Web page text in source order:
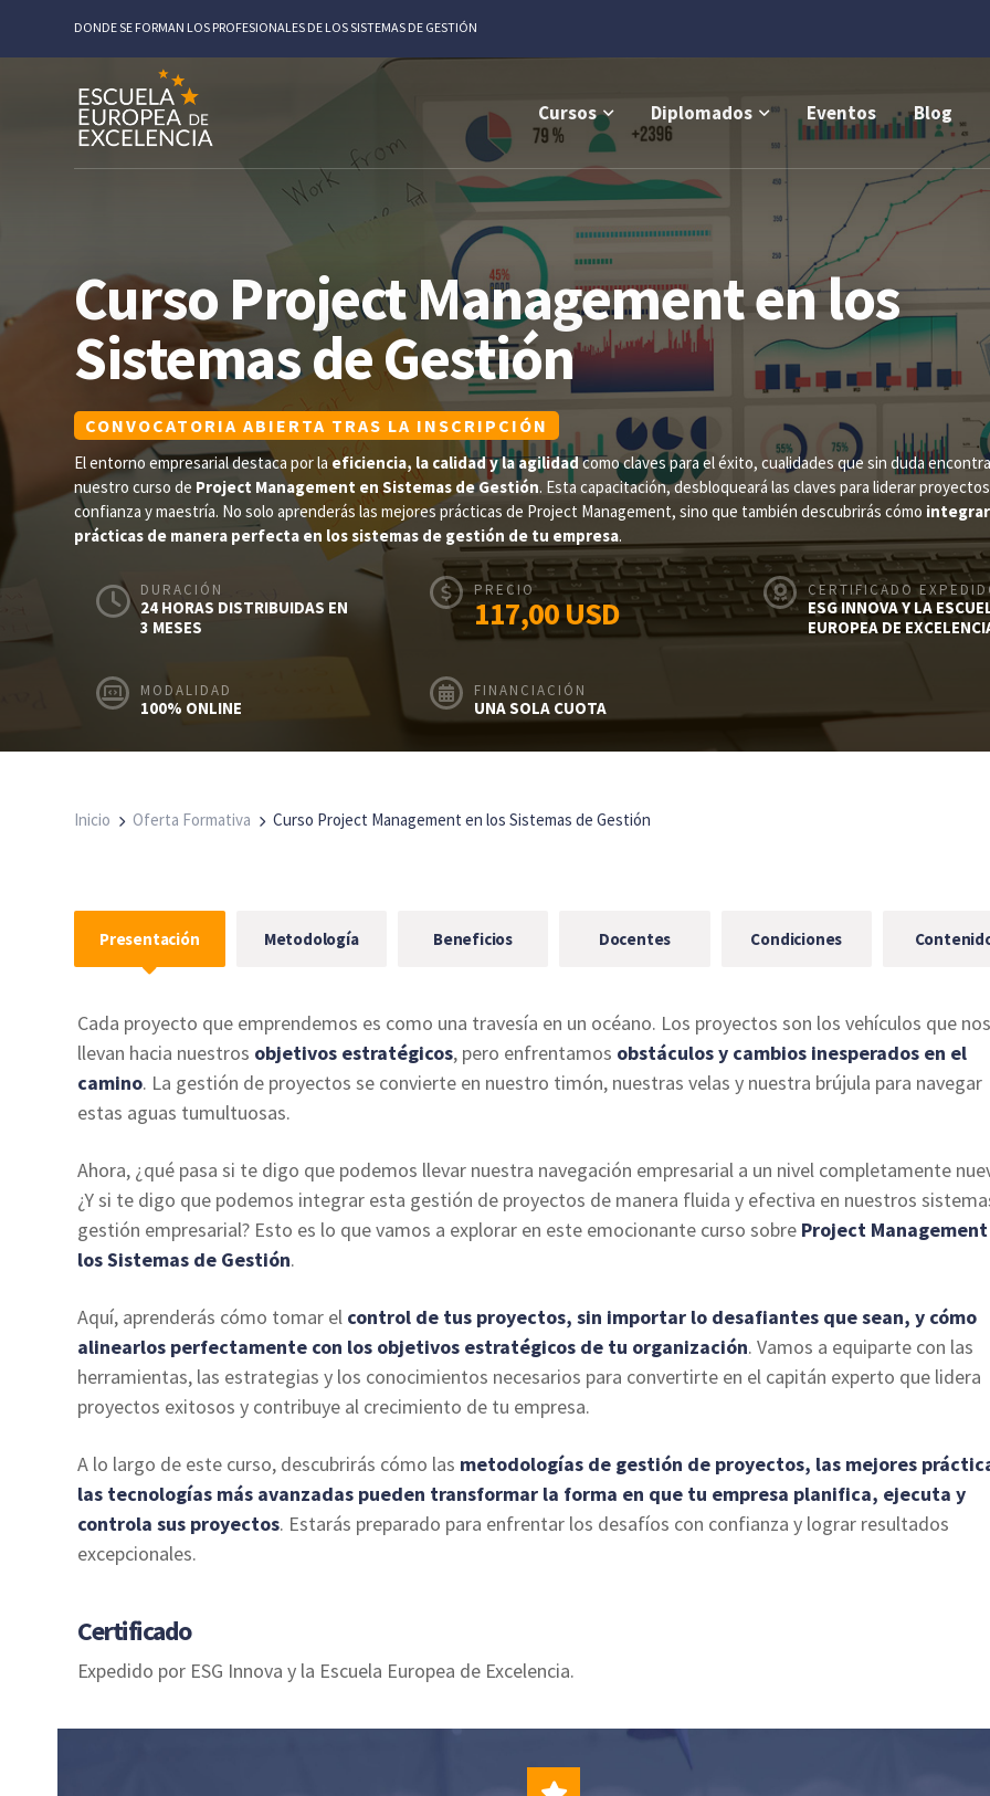
DONDE SE FORMAN LOS PROFESIONALES DE LOS SISTEMAS DE GESTIÓN
Cursos Diplomados Eventos Blog
Curso Project Management en los
Sistemas de Gestión
CONVOCATORIA ABIERTA TRAS LA INSCRIPCIÓN
El entorno empresarial destaca por la eficiencia, la calidad y la agilidadcomo claves para el éxito, cualidades que sin duda
nuestro curso de Project Management en Sistemas de Gestión. Esta capacitación, desbloqueará las claves para liderar
confianza y maestría. No solo aprenderás las mejores prácticas de Project Management, sino que también descubrirás cómo
prácticas de manera perfecta en los sistemas de gestión de tu empresa.
DURACIÓN
24 HORAS DISTRIBUIDAS EN
3 MESES
PRECIO
117,00USD
CERTIFICADO
ESG INNOVA Y LA
EUROPEA DE
MODALIDAD
100% ONLINE
FINANCIACIÓN
UNA SOLA CUOTA
Inicio Oferta Formativa Curso Project Management en los Sistemas de Gestión
Presentación Metodología Beneficios Docentes Condiciones
Cada proyecto que emprendemos es como una travesía en un océano. Los proyectos son los vehículos que nos
llevan hacia nuestros objetivos estratégicos, pero enfrentamos obstáculos y cambios inesperados en el
camino. La gestión de proyectos se convierte en nuestro timón, nuestras velas y nuestra brújula para navegar
estas aguas tumultuosas.
Ahora, ¿qué pasa si te digo que podemos llevar nuestra navegación empresarial a un nivel completamente
¿Y si te digo que podemos integrar esta gestión de proyectos de manera fluida y efectiva en nuestros
gestión empresarial? Esto es lo que vamos a explorar en este emocionante curso sobre Project
los Sistemas de Gestión.
Aquí, aprenderás cómo tomar el control de tus proyectos, sin importar lo desafiantes que sean, y cómo
alinearlos perfectamente con los objetivos estratégicos de tu organización. Vamos a equiparte con las
herramientas, las estrategias y los conocimientos necesarios para convertirte en el capitán experto que lidera
proyectos exitosos y contribuye al crecimiento de tu empresa.
A lo largo de este curso, descubrirás cómo las metodologías de gestión de proyectos, las mejores
las tecnologías más avanzadas pueden transformar la forma en que tu empresa planifica, ejecuta y
controla sus proyectos. Estarás preparado para enfrentar los desafíos con confianza y lograr resultados
excepcionales.
Certificado
Expedido por ESG Innova y la Escuela Europea de Excelencia.